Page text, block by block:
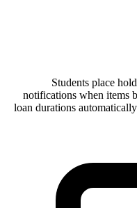
Students place
notifications when items
loan durations